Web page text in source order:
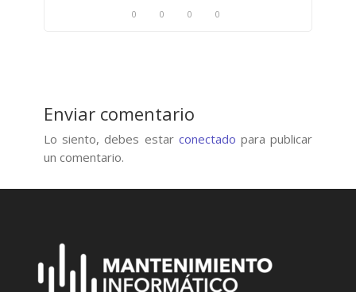
0 0 0 0
Enviar comentario
Lo siento, debes estar conectado para publicar
un comentario.